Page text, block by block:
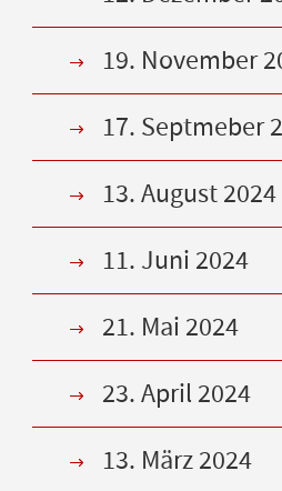
19. November
17. Septmeber
13. August 2024
11. Juni 2024
21. Mai 2024
23. April 2024
13. März 2024